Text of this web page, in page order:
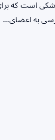
است که
به اعضای…